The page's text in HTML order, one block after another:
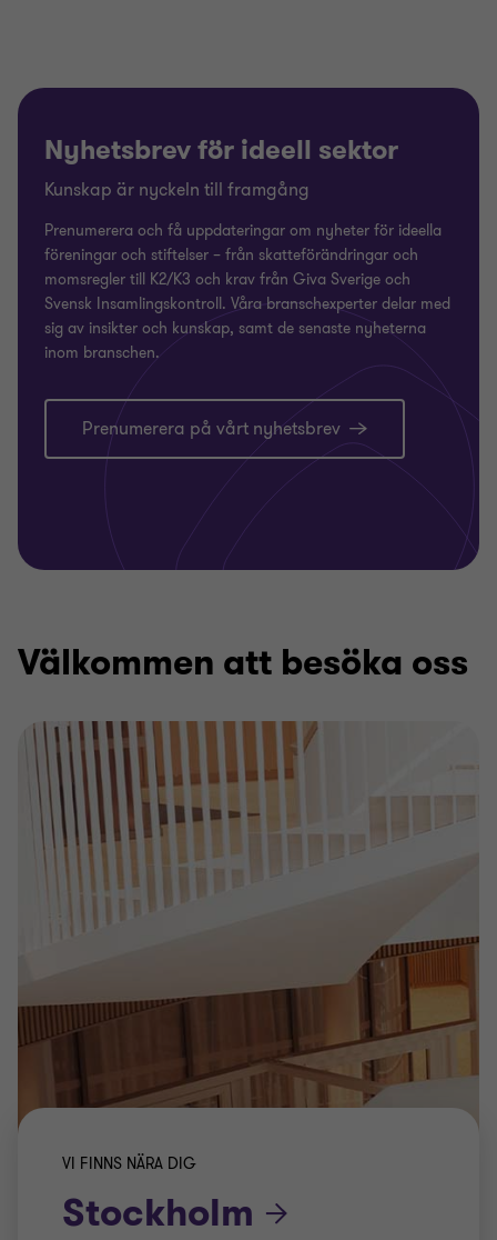
Nyhetsbrev för ideell sektor
Kunskap är nyckeln till framgång
Prenumerera och få uppdateringar om nyheter för ideella
föreningar och stiftelser – från skatteförändringar och
momsregler till K2/K3 och krav från Giva Sverige och
Svensk Insamlingskontroll. Våra branschexperter delar med
sig av insikter och kunskap, samt de senaste nyheterna
inom branschen.
Prenumerera på vårt nyhetsbrev
Välkommen att besöka oss
VI FINNS NÄRA DIG
Stockholm